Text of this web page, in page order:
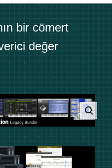
bir cömert
değer